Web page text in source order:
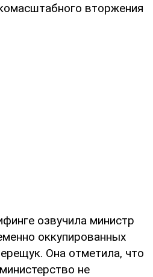
вторжения
озвучила министр
оккупированных
Она отметила, что
не